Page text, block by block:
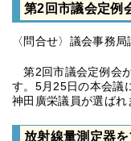
第2回市議会定
〈問合せ〉議会事務
第2回市議会定例会
す。5月25日の本会議
神田廣栄議員が選ばれ
放射線量測定器